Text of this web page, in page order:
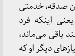
صدقه، خدمتی
اینکه فرد
باقی می‌ماند،
دیگر او که